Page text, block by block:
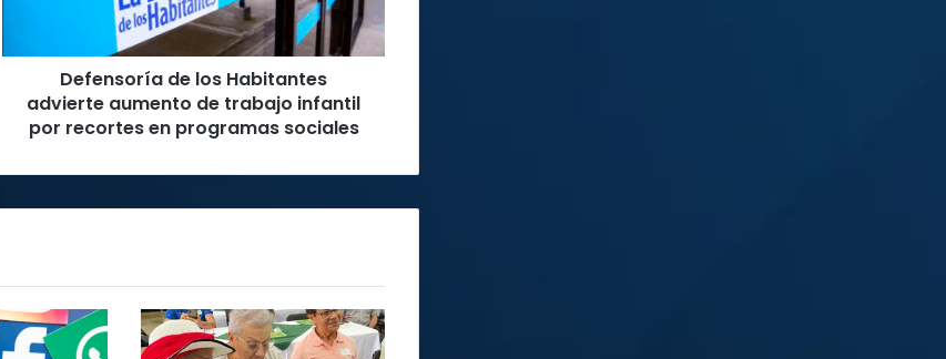
infantil
recortes
sociales
Defensoría de los Habitantes
advierte aumento de trabajo infantil
por recortes en programas sociales